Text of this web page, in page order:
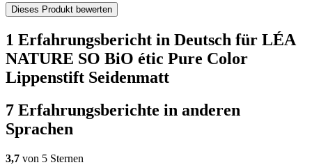
Dieses Produkt bewerten
1 Erfahrungsbericht in Deutsch für LÉA
NATURE SO BiO étic Pure Color
Lippenstift Seidenmatt
7 Erfahrungsberichte in anderen
Sprachen
3,7 von 5 Sternen